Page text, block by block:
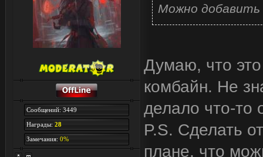
Сообщений: 3449
Награды: 28
Замечания: 0%
Можно добавить
Думаю, что это
комбайн. Не
делало что-то
P.S. Сделать
плане, что